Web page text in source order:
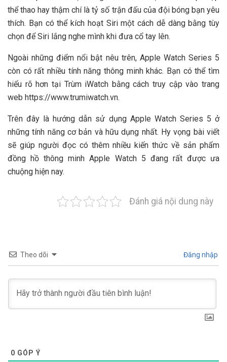
thể thao hay thậm chí là tỷ số trận đấu của đội bóng bạn yêu
thích. Bạn có thể kích hoạt Siri một cách dễ dàng bằng tùy
chọn để Siri lắng nghe mình khi đưa cổ tay lên.
Ngoài những điểm nổi bật nêu trên, Apple Watch Series 5
còn có rất nhiều tính năng thông minh khác. Bạn có thể tìm
hiểu rõ hơn tại Trùm iWatch bằng cách truy cập vào trang
web https://www.trumiwatch.vn.
Trên đây là hướng dẫn sử dụng Apple Watch Series 5 ở
những tính năng cơ bản và hữu dụng nhất. Hy vọng bài viết
sẽ giúp người đọc có thêm nhiều kiến thức về sản phẩm
đồng hồ thông minh Apple Watch 5 đang rất được ưa
chuộng hiện nay.
Đánh giá nội dung này
Theo dõi Đăng nhập
0 GÓP Ý